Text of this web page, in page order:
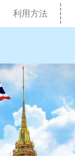
利用方法